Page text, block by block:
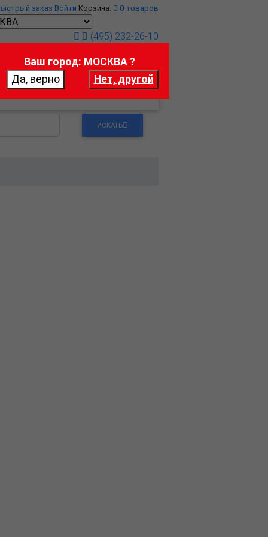
заказ Войти Корзина: 0 товаров
(495) 232-26-10
ИСКАТЬ
Ваш город: МОСКВА ?